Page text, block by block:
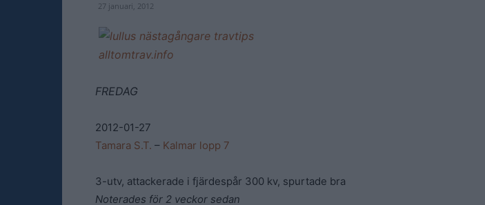
27 januari, 2012
FREDAG
2012-01-27
Tamara S.T. – Kalmar lopp 7
3-utv, attackerade i fjärdespår 300 kv, spurtade bra
Noterades för 2 veckor sedan